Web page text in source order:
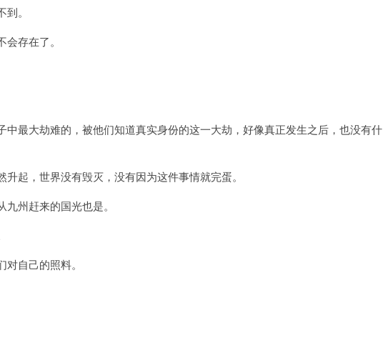
。
存在了。
中最大劫难的，被他们知道真实身份的这一大劫，好像真正发生之后，也没有什
起，世界没有毁灭，没有因为这件事情就完蛋。
州赶来的国光也是。
自己的照料。